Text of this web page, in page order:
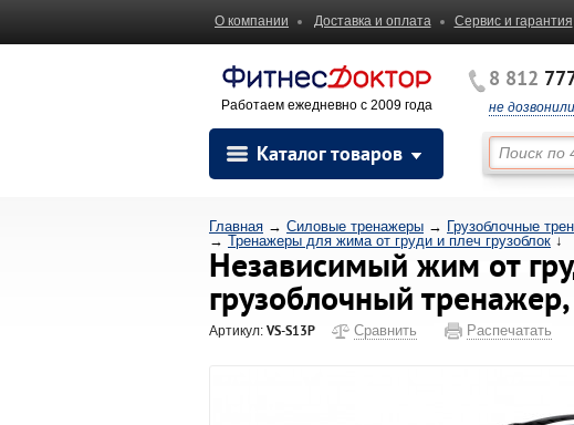
О компании Доставка и оплата Сервис и гарантия
Работаем ежедневно с 2009 года
8 812
не
Каталог товаров
Главная → Силовые тренажеры → Грузоблочные
→ Тренажеры для жима от груди и плеч грузоблок ↓
Независимый жим от
грузоблочный
Артикул: VS-S13P Сравнить Распечатать